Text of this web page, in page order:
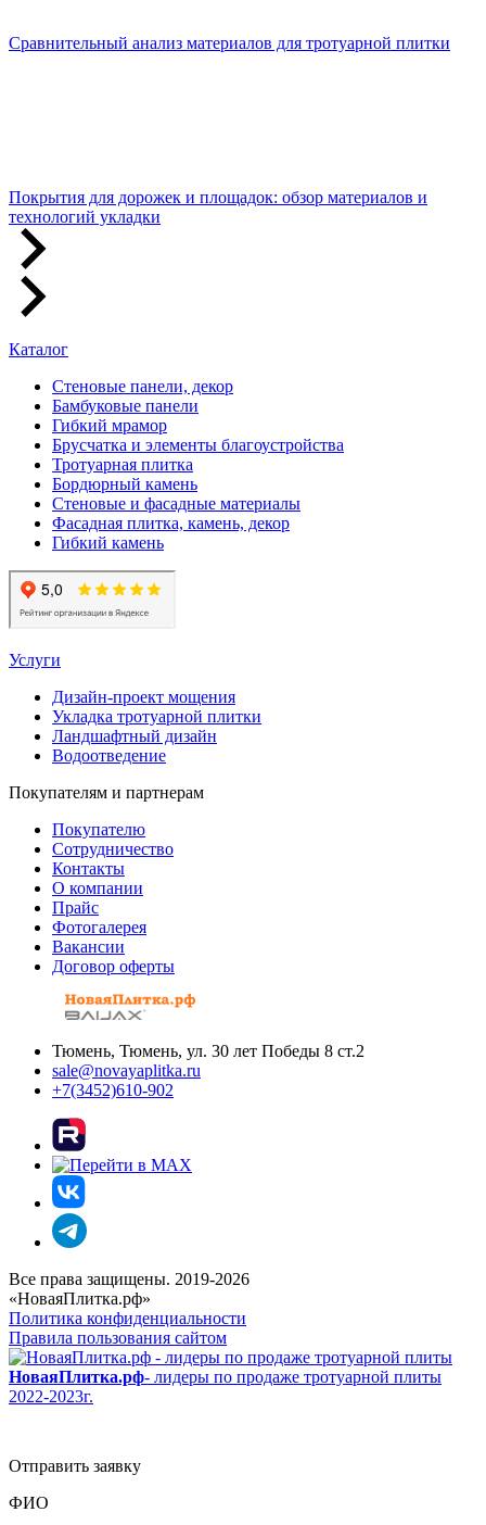
Сравнительный анализ материалов для тротуарной плитки
Покрытия для дорожек и площадок: обзор материалов и
технологий укладки
Каталог
Стеновые панели, декор
Бамбуковые панели
Гибкий мрамор
Брусчатка и элементы благоустройства
Тротуарная плитка
Бордюрный камень
Стеновые и фасадные материалы
Фасадная плитка, камень, декор
Гибкий камень
Услуги
Дизайн-проект мощения
Укладка тротуарной плитки
Ландшафтный дизайн
Водоотведение
Покупателям и партнерам
Покупателю
Сотрудничество
Контакты
О компании
Прайс
Фотогалерея
Вакансии
Договор оферты
Тюмень, Тюмень, ул. 30 лет Победы 8 ст.2
sale@novayaplitka.ru
+7(3452)610-902
Все права защищены. 2019-2026
«НоваяПлитка.рф»
Политика конфиденциальности
Правила пользования сайтом
НоваяПлитка.рф- лидеры по продаже тротуарной плиты
2022-2023г.
Отправить заявку
ФИО